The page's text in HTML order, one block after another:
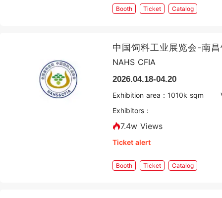
Booth Ticket Catalog
中国饲料工业展览会-南
NAHS CFIA
2026.04.18-04.20
Exhibition area： 1010k sqm
Exhibitors：
7.4w Views
Ticket alert
Booth Ticket Catalog